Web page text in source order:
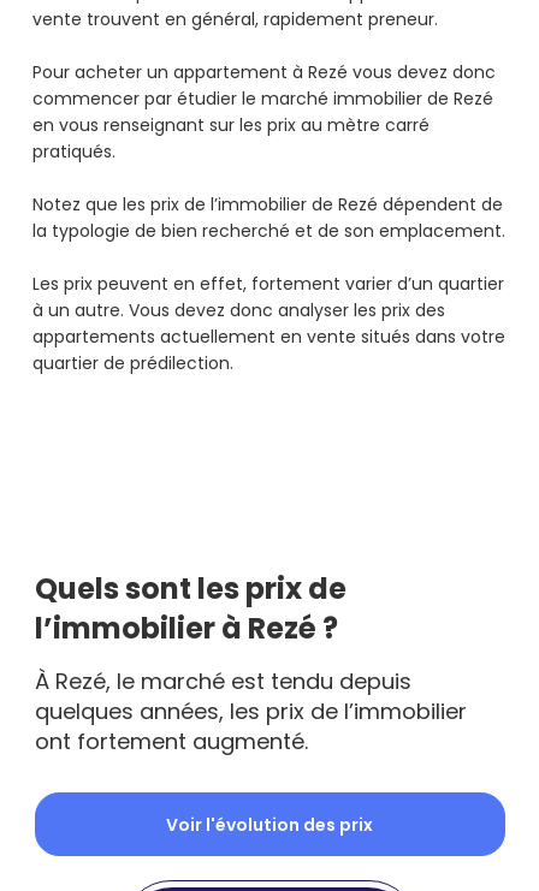
vente trouvent en général, rapidement preneur.
Pour acheter un appartement à Rezé vous devez donc
commencer par étudier le marché immobilier de Rezé
en vous renseignant sur les prix au mètre carré
pratiqués.
Notez que les prix de l’immobilier de Rezé dépendent de
la typologie de bien recherché et de son emplacement.
Les prix peuvent en effet, fortement varier d’un quartier
à un autre. Vous devez donc analyser les prix des
appartements actuellement en vente situés dans votre
quartier de prédilection.
Quels sont les prix de
l’immobilier à Rezé ?
À Rezé, le marché est tendu depuis
quelques années, les prix de l’immobilier
ont fortement augmenté.
Voir l'évolution des prix